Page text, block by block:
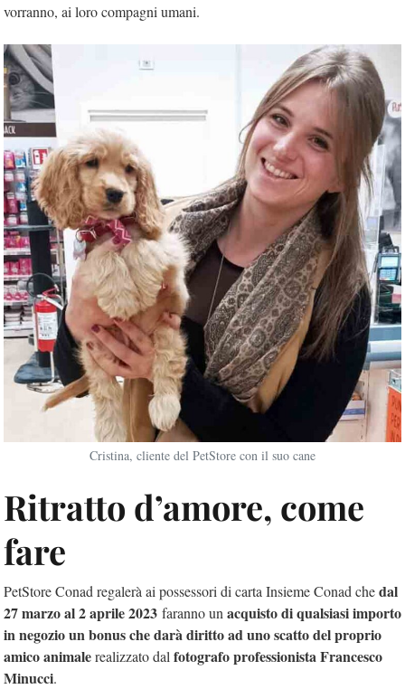
vorranno, ai loro compagni umani.
Cristina, cliente del PetStore con il suo cane
Ritratto d’amore, come
fare
PetStore Conad regalerà ai possessori di carta Insieme Conad chedal
27 marzo al 2 aprile 2023 faranno un acquisto di qualsiasi importo
in negozio un bonus che darà diritto ad uno scatto del proprio
amico animalerealizzato dal fotografo professionista Francesco
Minucci.